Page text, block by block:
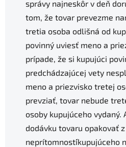
správy najneskôr v deň
tom, že tovar prevezme
tretia osoba odlišná od
povinný uviesť meno a
prípade, že si kupujúci
predchádzajúcej vety
meno a priezvisko tretej
prevziať, tovar nebude
osoby kupujúceho vydaný.
dodávku tovaru opakovať
neprítomnosti´kupujúceho